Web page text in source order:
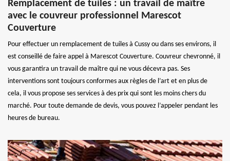
Remplacement de tuiles : un travail de maître
avec le couvreur professionnel Marescot
Couverture
Pour effectuer un remplacement de tuiles à Cussy ou dans ses environs, il
est conseillé de faire appel à Marescot Couverture. Couvreur chevronné, il
vous garantira un travail de maître qui ne vous décevra pas. Ses
interventions sont toujours conformes aux règles de l’art et en plus de
cela, il vous propose ses services à des prix qui sont les moins chers du
marché. Pour toute demande de devis, vous pouvez l’appeler pendant les
heures de bureau.